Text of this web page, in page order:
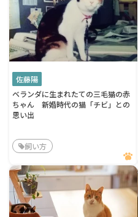
佐藤陽
ベランダに生まれたての三毛猫の赤
ちゃん 新婚時代の猫「チビ」との
思い出
飼い方